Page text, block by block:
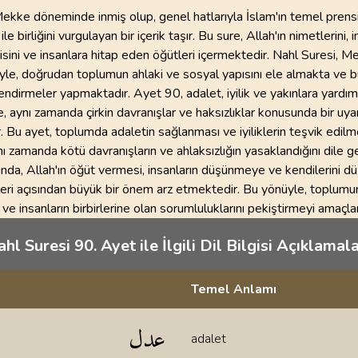
döneminde inmiş olup, genel hatlarıyla İslam'ın temel
ile birliğini vurgulayan bir içerik taşır. Bu sure, Allah'ın nimetlerini,
ve insanlara hitap eden öğütleri içermektedir. Nahl Suresi,
doğrudan toplumun ahlaki ve sosyal yapısını ele almakta ve
yapmaktadır. Ayet 90, adalet, iyilik ve yakınlara
zamanda çirkin davranışlar ve haksızlıklar konusunda bir
Bu ayet, toplumda adaletin sağlanması ve iyiliklerin teşvik
zamanda kötü davranışların ve ahlaksızlığın yasaklandığını dile
Allah'ın öğüt vermesi, insanların düşünmeye ve kendilerini
açısından büyük bir önem arz etmektedir. Bu yönüyle,
ve insanların birbirlerine olan sorumluluklarını pekiştirmeyi
Suresi 90. Ayet ile İlgili Dil Bilgisi
Temel Anlamı
عدل adalet